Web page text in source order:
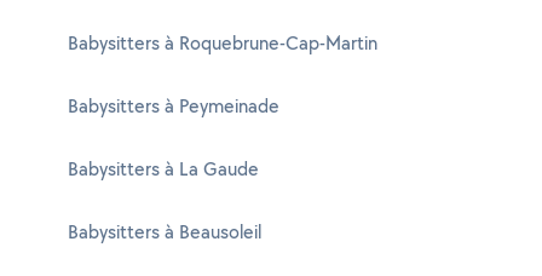
Babysitters à Roquebrune-Cap-Martin
Babysitters à Peymeinade
Babysitters à La Gaude
Babysitters à Beausoleil